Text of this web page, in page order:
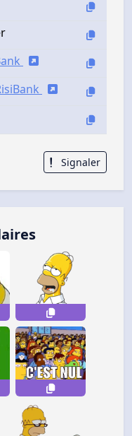
Signaler